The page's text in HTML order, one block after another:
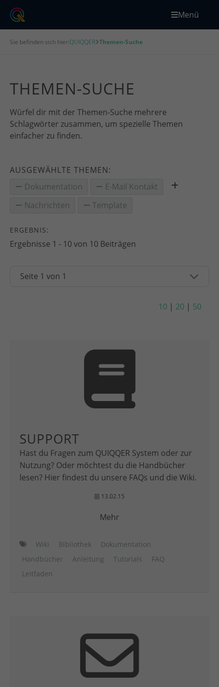
Menü
Sie befinden sich hier:QUIQQER Themen-Suche
THEMEN-SUCHE
Würfel dir mit der Themen-Suche mehrere
Schlagwörter zusammen, um spezielle Themen
einfacher zu finden.
AUSGEWÄHLTE THEMEN:
Dokumentation
E-Mail Kontakt
Nachrichten
Template
ERGEBNIS:
Ergebnisse 1 - 10 von 10 Beiträgen
10 | 20 | 50
SUPPORT
Hast du Fragen zum QUIQQER System oder zur
Nutzung? Oder möchtest du die Handbücher
lesen? Hier findest du unsere FAQs und die Wiki.
13.02.15
Mehr
Wiki Bibliothek
Dokumentation
Handbücher
Anleitung Tutorials
FAQ
Leitfaden